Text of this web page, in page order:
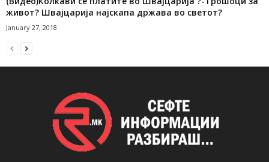
живот? Швајцарија најскапа држава во светот?
January 27, 2018